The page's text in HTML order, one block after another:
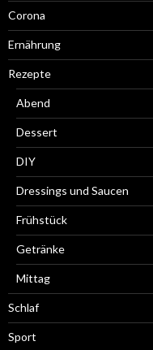
Corona
Ernährung
Rezepte
Abend
Dessert
DIY
Dressings und Saucen
Frühstück
Getränke
Mittag
Schlaf
Sport